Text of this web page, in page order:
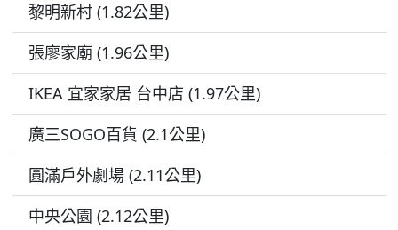
黎明新村 (1.82公里)
張廖家廟 (1.96公里)
IKEA 宜家家居 台中店 (1.97公里)
廣三SOGO百貨 (2.1公里)
圓滿戶外劇場 (2.11公里)
中央公園 (2.12公里)